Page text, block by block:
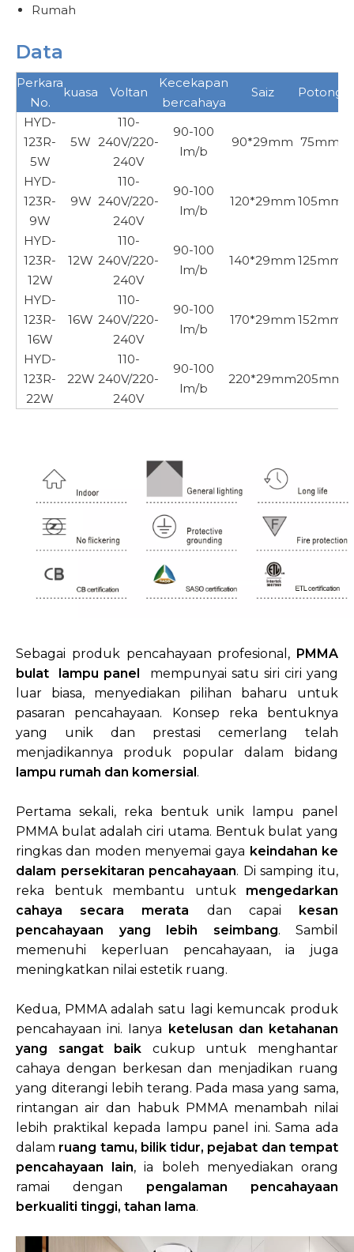
Rumah
Data
Perkara
No.
kuasa Voltan
Kecekapan
bercahaya
Saiz
Potong
HYD-
123R-
5W
5W
110-
240V/220-
240V
90-100
lm/b
90*29mm 75mm
HYD-
123R-
9W
9W
110-
240V/220-
240V
90-100
lm/b
120*29mm 105mm
HYD-
123R-
12W
12W
110-
240V/220-
240V
90-100
lm/b
140*29mm 125mm
HYD-
123R-
16W
16W
110-
240V/220-
240V
90-100
lm/b
170*29mm 152mm
HYD-
123R-
22W
22W
110-
240V/220-
240V
90-100
lm/b
220*29mm205mm
Sebagai produk pencahayaan profesional, PMMA
bulat lampu panel mempunyai satu siri ciri yang
luar biasa, menyediakan pilihan baharu untuk
pasaran pencahayaan. Konsep reka bentuknya
yang unik dan prestasi cemerlang telah
menjadikannya produk popular dalam bidang
lampu rumah dan komersial.
Pertama sekali, reka bentuk unik lampu panel
PMMA bulat adalah ciri utama. Bentuk bulat yang
ringkas dan moden menyemai gaya keindahan ke
dalam persekitaran pencahayaan. Di samping itu,
reka bentuk membantu untuk mengedarkan
cahaya secara merata dan capai kesan
pencahayaan yang lebih seimbang. Sambil
memenuhi keperluan pencahayaan, ia juga
meningkatkan nilai estetik ruang.
Kedua, PMMA adalah satu lagi kemuncak produk
pencahayaan ini. Ianya ketelusan dan ketahanan
yang sangat baik cukup untuk menghantar
cahaya dengan berkesan dan menjadikan ruang
yang diterangi lebih terang. Pada masa yang sama,
rintangan air dan habuk PMMA menambah nilai
lebih praktikal kepada lampu panel ini. Sama ada
dalam ruang tamu, bilik tidur, pejabat dan tempat
pencahayaan lain, ia boleh menyediakan orang
ramai dengan pengalaman pencahayaan
berkualiti tinggi, tahan lama.